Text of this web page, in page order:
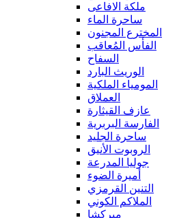
ملكة الافاعى
ساحرة الماء
المخترع المجنون
الفأس المُعاقب
السفاح
الوريث البارد
المومياء الملكية
العملاق
عازف القيثارة
الفارسة البربرية
ساحرة الجليد
الروبوت الأنيق
جوليا المدرعة
أميرة الضوء
التنين القرمزي
الملاكم الكوني
ميركشا